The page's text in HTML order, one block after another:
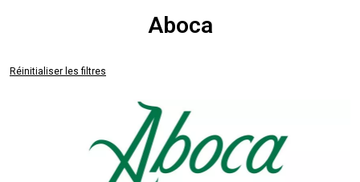
Aboca
Réinitialiser les filtres